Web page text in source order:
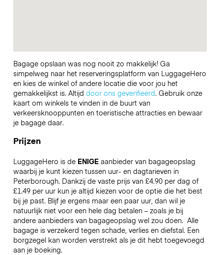
Bagage opslaan was nog nooit zo makkelijk! Ga
simpelweg naar het reserveringsplatform van LuggageHero
en kies de winkel of andere locatie die voor jou het
gemakkelijkst is. Altijd door ons geverifieerd. Gebruik onze
kaart om winkels te vinden in de buurt van
verkeersknooppunten en toeristische attracties en bewaar
je bagage daar.
Prijzen
LuggageHero is de ENIGEaanbieder van bagageopslag
waarbij je kunt kiezen tussen uur- en dagtarieven in
Peterborough. Dankzij de vaste prijs van £4.90 per dag of
£1.49 per uur kun je altijd kiezen voor de optie die het best
bij je past. Blijf je ergens maar een paar uur, dan wil je
natuurlijk niet voor een hele dag betalen – zoals je bij
andere aanbieders van bagageopslag wel zou doen. Alle
bagage is verzekerd tegen schade, verlies en diefstal. Een
borgzegel kan worden verstrekt als je dit hebt toegevoegd
aan je boeking.